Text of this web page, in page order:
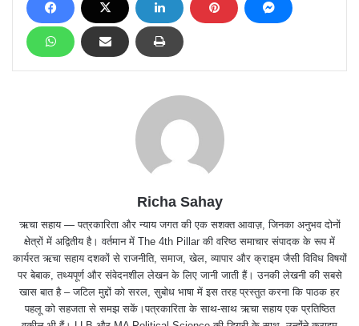
Richa Sahay
ऋचा सहाय — पत्रकारिता और न्याय जगत की एक सशक्त आवाज़, जिनका अनुभव दोनों
क्षेत्रों में अद्वितीय है। वर्तमान में The 4th Pillar की वरिष्ठ समाचार संपादक के रूप में
कार्यरत ऋचा सहाय दशकों से राजनीति, समाज, खेल, व्यापार और क्राइम जैसी विविध विषयों
पर बेबाक, तथ्यपूर्ण और संवेदनशील लेखन के लिए जानी जाती हैं। उनकी लेखनी की सबसे
खास बात है – जटिल मुद्दों को सरल, सुबोध भाषा में इस तरह प्रस्तुत करना कि पाठक हर
पहलू को सहजता से समझ सकें।पत्रकारिता के साथ-साथ ऋचा सहाय एक प्रतिष्ठित